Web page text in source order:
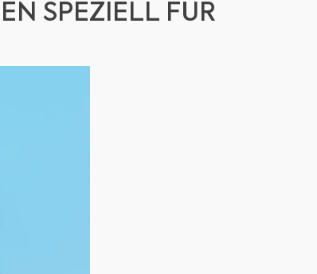
SPEZIELL FÜR